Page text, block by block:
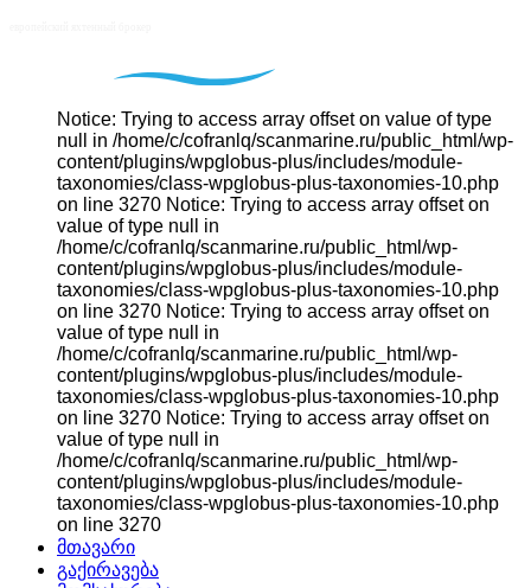
Notice: Trying to access array offset on value of type
null in /home/c/cofranlq/scanmarine.ru/public_html/wp-
content/plugins/wpglobus-plus/includes/module-
taxonomies/class-wpglobus-plus-taxonomies-10.php
on line 3270 Notice: Trying to access array offset on
value of type null in
/home/c/cofranlq/scanmarine.ru/public_html/wp-
content/plugins/wpglobus-plus/includes/module-
taxonomies/class-wpglobus-plus-taxonomies-10.php
on line 3270 Notice: Trying to access array offset on
value of type null in
/home/c/cofranlq/scanmarine.ru/public_html/wp-
content/plugins/wpglobus-plus/includes/module-
taxonomies/class-wpglobus-plus-taxonomies-10.php
on line 3270 Notice: Trying to access array offset on
value of type null in
/home/c/cofranlq/scanmarine.ru/public_html/wp-
content/plugins/wpglobus-plus/includes/module-
taxonomies/class-wpglobus-plus-taxonomies-10.php
on line 3270
მთავარი
გაქირავება